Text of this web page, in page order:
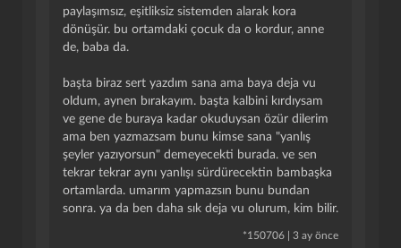
paylaşımsız, eşitliksiz sistemden alarak kora
dönüşür. bu ortamdaki çocuk da o kordur, anne
de, baba da.
başta biraz sert yazdım sana ama baya deja vu
oldum, aynen bırakayım. başta kalbini kırdıysam
ve gene de buraya kadar okuduysan özür dilerim
ama ben yazmazsam bunu kimse sana "yanlış
şeyler yazıyorsun" demeyecekti burada. ve sen
tekrar tekrar aynı yanlışı sürdürecektin bambaşka
ortamlarda. umarım yapmazsın bunu bundan
sonra. ya da ben daha sık deja vu olurum, kim bilir.
*150706 3 ay önce